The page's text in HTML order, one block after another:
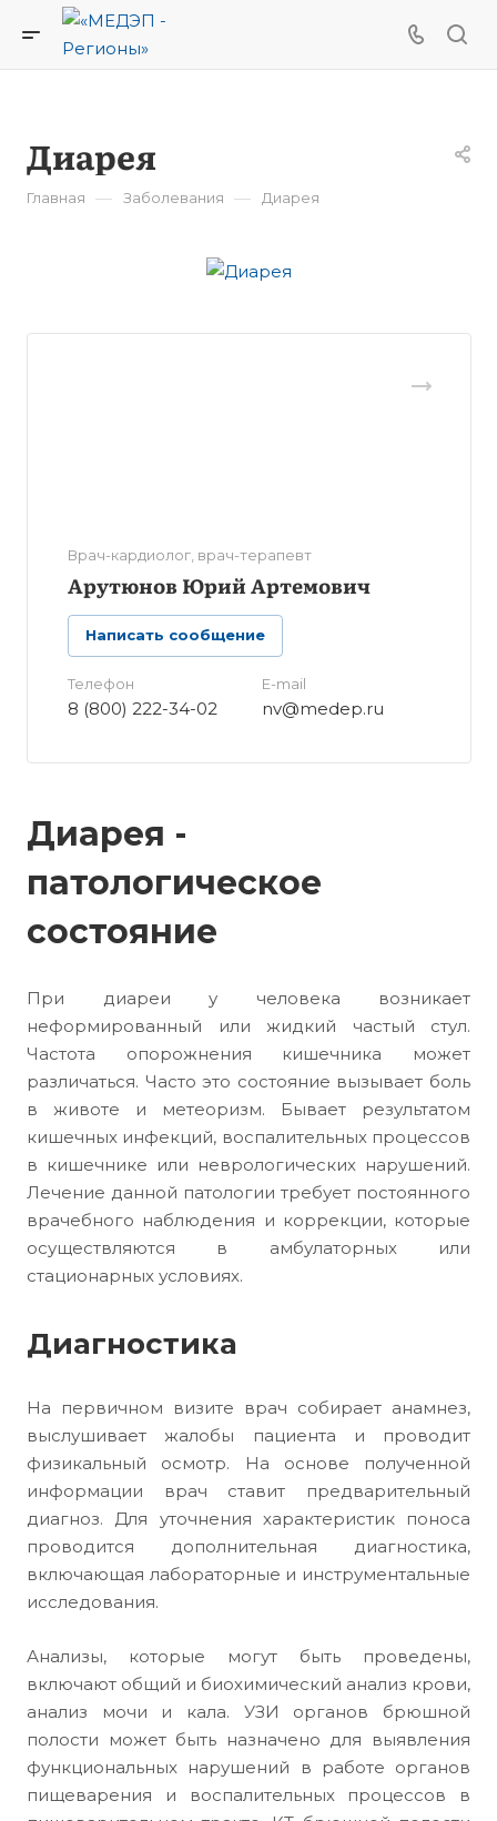
Диарея
Главная — Заболевания — Диарея
Врач-кардиолог, врач-терапевт
Арутюнов Юрий Артемович
Написать сообщение
Телефон
8 (800) 222-34-02
E-mail
nv@medep.ru
Диарея -
патологическое
состояние
При диареи у человека возникает
неформированный или жидкий частый стул.
Частота опорожнения кишечника может
различаться. Часто это состояние вызывает боль
в животе и метеоризм. Бывает результатом
кишечных инфекций, воспалительных процессов
в кишечнике или неврологических нарушений.
Лечение данной патологии требует постоянного
врачебного наблюдения и коррекции, которые
осуществляются в амбулаторных или
стационарных условиях.
Диагностика
На первичном визите врач собирает анамнез,
выслушивает жалобы пациента и проводит
физикальный осмотр. На основе полученной
информации врач ставит предварительный
диагноз. Для уточнения характеристик поноса
проводится дополнительная диагностика,
включающая лабораторные и инструментальные
исследования.
Анализы, которые могут быть проведены,
включают общий и биохимический анализ крови,
анализ мочи и кала. УЗИ органов брюшной
полости может быть назначено для выявления
функциональных нарушений в работе органов
пищеварения и воспалительных процессов в